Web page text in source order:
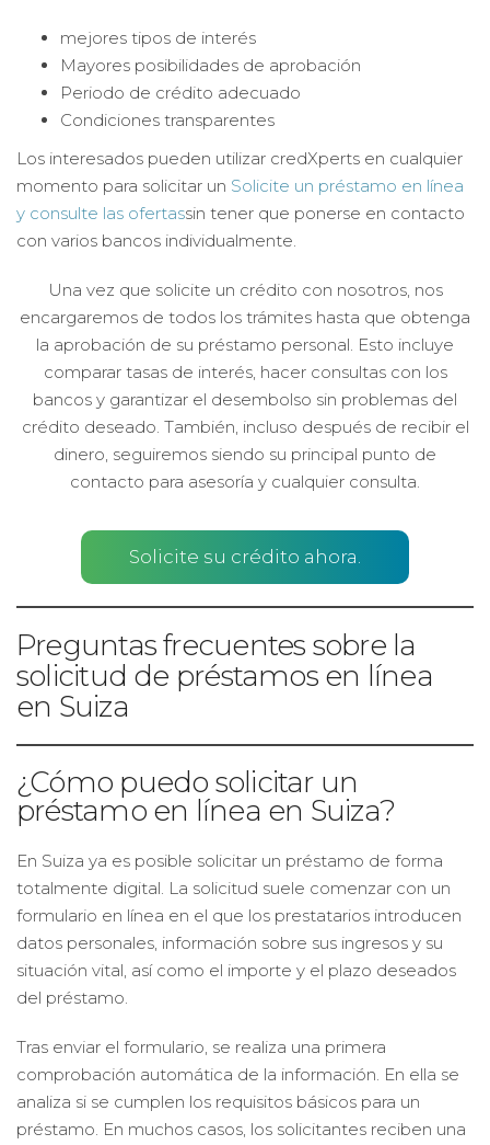
mejores tipos de interés
Mayores posibilidades de aprobación
Periodo de crédito adecuado
Condiciones transparentes
Los interesados pueden utilizar credXperts en cualquier
momento para solicitar un Solicite un préstamo en línea
y consulte las ofertassin tener que ponerse en contacto
con varios bancos individualmente.
Una vez que solicite un crédito con nosotros, nos
encargaremos de todos los trámites hasta que obtenga
la aprobación de su préstamo personal. Esto incluye
comparar tasas de interés, hacer consultas con los
bancos y garantizar el desembolso sin problemas del
crédito deseado. También, incluso después de recibir el
dinero, seguiremos siendo su principal punto de
contacto para asesoría y cualquier consulta.
Solicite su crédito ahora.
Preguntas frecuentes sobre la
solicitud de préstamos en línea
en Suiza
¿Cómo puedo solicitar un
préstamo en línea en Suiza?
En Suiza ya es posible solicitar un préstamo de forma
totalmente digital. La solicitud suele comenzar con un
formulario en línea en el que los prestatarios introducen
datos personales, información sobre sus ingresos y su
situación vital, así como el importe y el plazo deseados
del préstamo.
Tras enviar el formulario, se realiza una primera
comprobación automática de la información. En ella se
analiza si se cumplen los requisitos básicos para un
préstamo. En muchos casos, los solicitantes reciben una